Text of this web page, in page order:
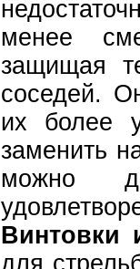
менее
защищая
соседей.
их более
заменить
можно
Винтовки
для